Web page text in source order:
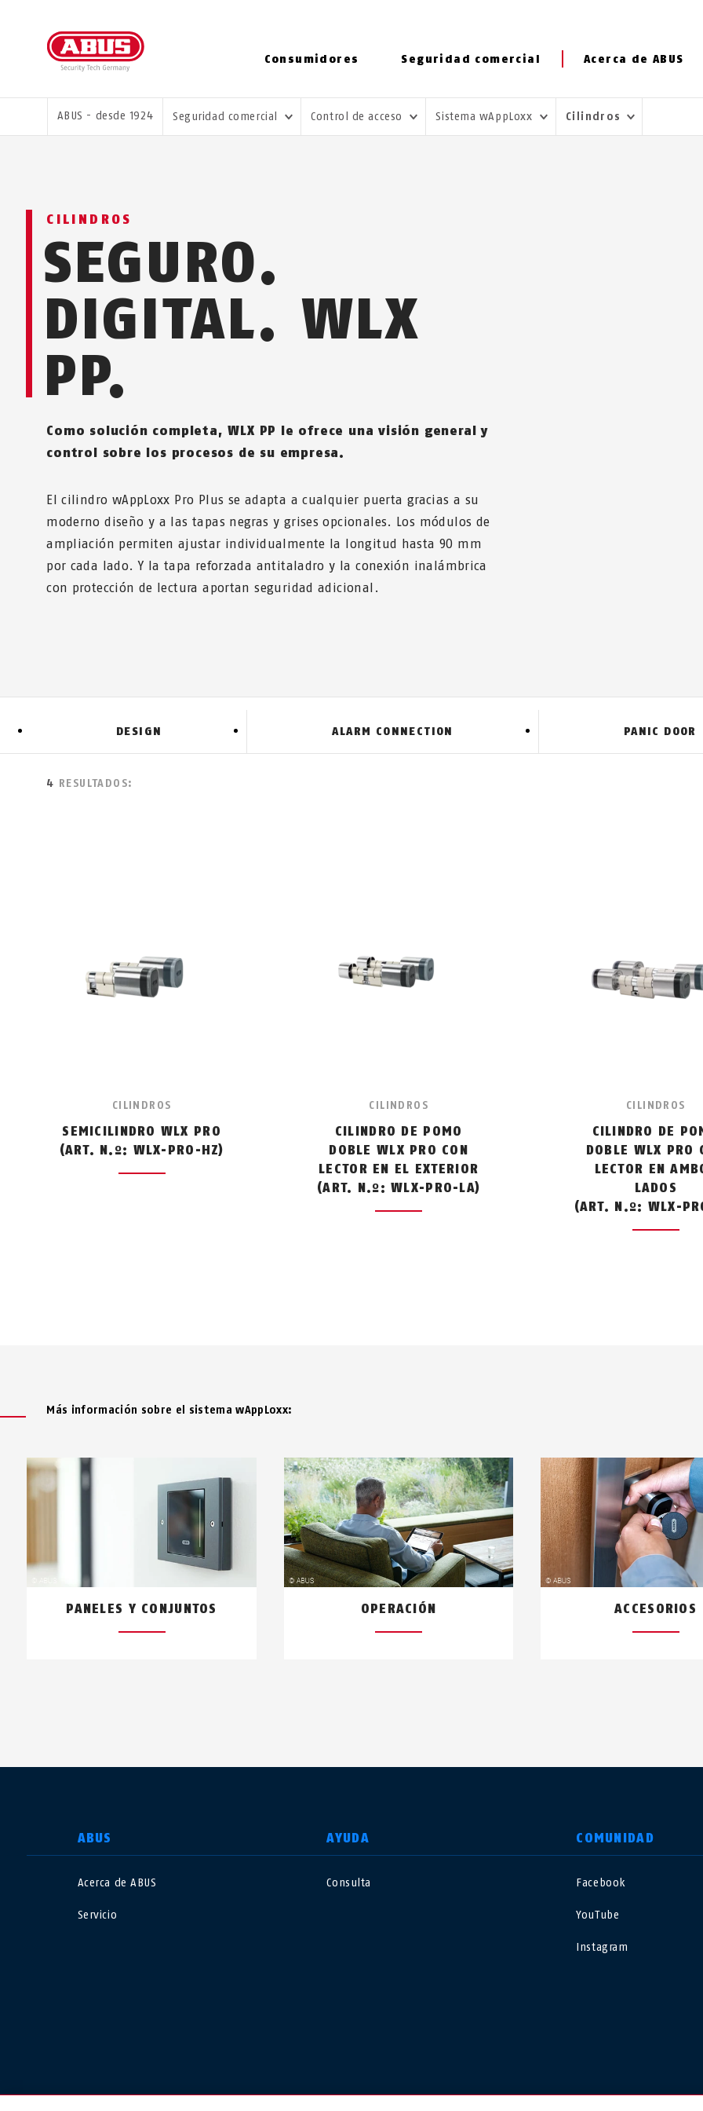
Consumidores Seguridad comercial Acerca de ABUS
USTED ESTÁ AQUÍ:
ABUS - desde 1924 Seguridad comercial Control de acceso Sistema wAppLoxx Cilindros
CILINDROS
SEGURO.
DIGITAL. WLX
PP.
Como solución completa, WLX PP le ofrece una visión general y
control sobre los procesos de su empresa.
El cilindro wAppLoxx Pro Plus se adapta a cualquier puerta gracias a su
moderno diseño y a las tapas negras y grises opcionales. Los módulos de
ampliación permiten ajustar individualmente la longitud hasta 90 mm
por cada lado. Y la tapa reforzada antitaladro y la conexión inalámbrica
con protección de lectura aportan seguridad adicional.
DESIGN ALARM CONNECTION PANIC DOOR
4 RESULTADOS:
CILINDROS
SEMICILINDRO WLX PRO
(ART. N.º: WLX-PRO-HZ)
CILINDROS
CILINDRO DE POMO
DOBLE WLX PRO CON
LECTOR EN EL EXTERIOR
(ART. N.º: WLX-PRO-LA)
CILINDROS
CILINDRO DE
DOBLE WLX PRO
LECTOR EN
LADOS
(ART. N.º: WLX-
Más información sobre el sistema wAppLoxx:
PANELES Y CONJUNTOS OPERACIÓN ACCESORIOS
ABUS
Acerca de ABUS
Servicio
AYUDA
Consulta
COMUNIDAD
Facebook
YouTube
Instagram
SELECCIONE UN PAÍS